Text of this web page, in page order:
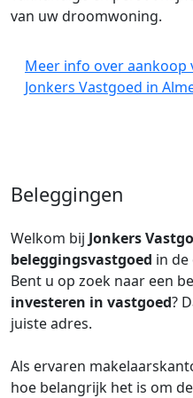
van uw droomwoning.
Meer info over aankoop
Jonkers Vastgoed in
Beleggingen
Welkom bij Jonkers
beleggingsvastgoed in de
Bent u op zoek naar een
investeren in vastgoed?
juiste adres.
Als ervaren
hoe belangrijk het is om